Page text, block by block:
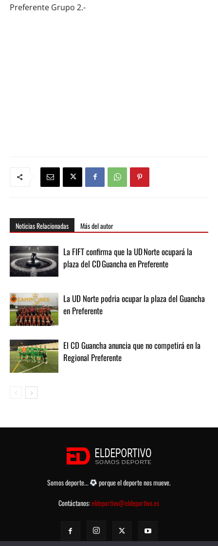
Preferente Grupo 2.-
Noticias Relacionadas Más del autor
La FIFT confirma que la UD Norte ocupará la
plaza del CD Guancha en Preferente
La UD Norte podria ocupar la plaza del Guancha
en Preferente
El CD Guancha anuncia que no competirá en la
Regional Preferente
Somos deporte...
porque el deporte nos mueve.
Contáctanos:eldeportivo@eldeportivo.es